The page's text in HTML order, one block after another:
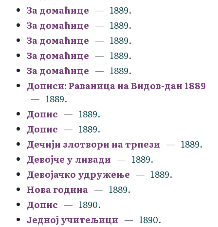
За домаћице
1889.
За домаћице
1889.
За домаћице
1889.
За домаћице
1889.
За домаћице
1889.
Дописи: Раваница на Видов-дан 1889
1889.
Допис
1889.
Допис
1889.
Дечији злотвори на трпези
1889.
Девојче у ливади
1889.
Девојачко удружење
1889.
Нова година
1889.
Допис
1890.
Једној учитељици
1890.